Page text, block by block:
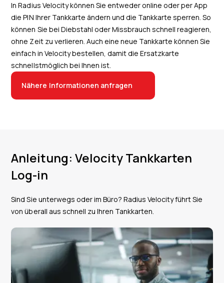
In Radius Velocity können Sie entweder online oder per App
die PIN Ihrer Tankkarte ändern und die Tankkarte sperren. So
können Sie bei Diebstahl oder Missbrauch schnell reagieren,
ohne Zeit zu verlieren. Auch eine neue Tankkarte können Sie
einfach in Velocity bestellen, damit die Ersatzkarte
schnellstmöglich bei Ihnen ist.
Nähere Informationen anfragen
Anleitung: Velocity Tankkarten
Log-in
Sind Sie unterwegs oder im Büro? Radius Velocity führt Sie
von überall aus schnell zu Ihren Tankkarten.